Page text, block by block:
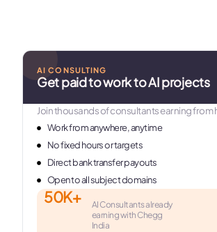
AI CONSULTING
Get paid to work to AI projects
Join thousands of consultants earning
Work from anywhere, anytime
No fixed hours or targets
Direct bank transfer payouts
Open to all subject domains
50K+
AI Consultants already
earning with Chegg
India